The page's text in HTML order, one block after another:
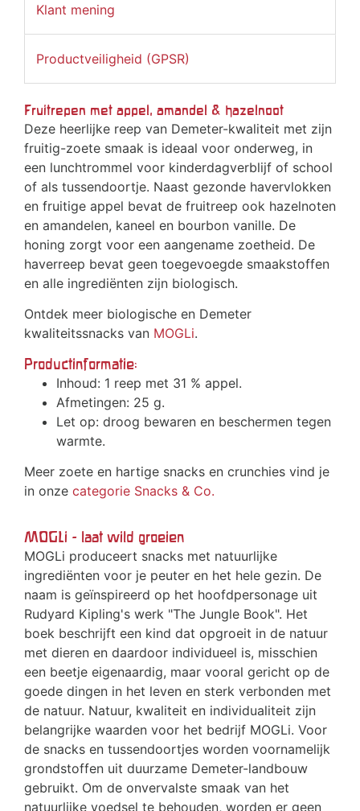
Klant mening
Productveiligheid (GPSR)
Fruitrepen met appel, amandel & hazelnoot
Deze heerlijke reep van Demeter-kwaliteit met zijn
fruitig-zoete smaak is ideaal voor onderweg, in
een lunchtrommel voor kinderdagverblijf of school
of als tussendoortje. Naast gezonde havervlokken
en fruitige appel bevat de fruitreep ook hazelnoten
en amandelen, kaneel en bourbon vanille. De
honing zorgt voor een aangename zoetheid. De
haverreep bevat geen toegevoegde smaakstoffen
en alle ingrediënten zijn biologisch.
Ontdek meer biologische en Demeter
kwaliteitssnacks van MOGLi.
Productinformatie:
Inhoud: 1 reep met 31 % appel.
Afmetingen: 25 g.
Let op: droog bewaren en beschermen tegen
warmte.
Meer zoete en hartige snacks en crunchies vind je
in onze categorie Snacks & Co.
MOGLi - laat wild groeien
MOGLi produceert snacks met natuurlijke
ingrediënten voor je peuter en het hele gezin. De
naam is geïnspireerd op het hoofdpersonage uit
Rudyard Kipling's werk "The Jungle Book". Het
boek beschrijft een kind dat opgroeit in de natuur
met dieren en daardoor individueel is, misschien
een beetje eigenaardig, maar vooral gericht op de
goede dingen in het leven en sterk verbonden met
de natuur. Natuur, kwaliteit en individualiteit zijn
belangrijke waarden voor het bedrijf MOGLi. Voor
de snacks en tussendoortjes worden voornamelijk
grondstoffen uit duurzame Demeter-landbouw
gebruikt. Om de onvervalste smaak van het
natuurlijke voedsel te behouden, worden er geen